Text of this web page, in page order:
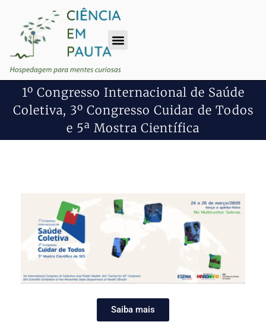
1º Congresso Internacional de Saúde
Coletiva, 3º Congresso Cuidar de Todos
e 5ª Mostra Científica
Saiba mais